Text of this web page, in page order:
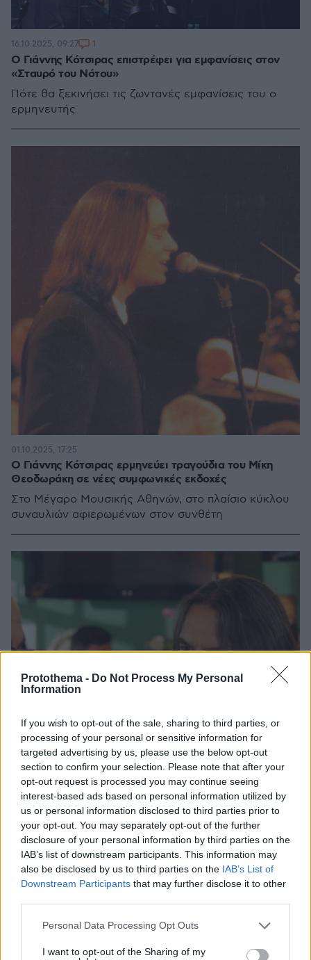
Protothema - Do Not Process My Personal
Information
If you wish to opt-out of the sale, sharing to third parties, or
processing of your personal or sensitive information for
targeted advertising by us, please use the below opt-out
section to confirm your selection. Please note that after your
opt-out request is processed you may continue seeing
interest-based ads based on personal information utilized by
us or personal information disclosed to third parties prior to
your opt-out. You may separately opt-out of the further
disclosure of your personal information by third parties on the
IAB’s list of downstream participants. This information may
also be disclosed by us to third parties on the IAB’s List of
Downstream Participants that may further disclose it to other
Please note that this website/app uses one or more Google
not limited to your visit or usage behaviour. You may click to
Personal Data Processing Opt Outs
I want to opt-out of the Sharing of my
Ο Γιάννης Κότσιρας επιστρέφει για εμφανίσεις στον
«Σταυρό του Νότου»
Πότε θα ξεκινήσει τις ζωντανές εμφανίσεις του ο
ερμηνευτής
16.10.2025, 09:27 1
Ο Γιάννης Κότσιρας ερμηνεύει τραγούδια του Μίκη
Θεοδωράκη σε νέες συμφωνικές εκδοχές
Στο Μέγαρο Μουσικής Αθηνών, στο πλαίσιο κύκλου
συναυλιών αφιερωμένων στον συνθέτη
01.10.2025, 17:25
Ο Γιάννης Κότσιρας θα παίξει σε σειρά της ΕΡΤ - Ο
ρόλος που θα υποδυθεί
Ο τραγουδιστής θα συμμετάσχει στη σειρά «Καλά θα
πάει κι αυτό»
18.09.2025, 15:56 11